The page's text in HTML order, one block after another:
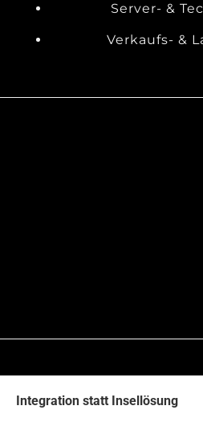
Server- &
Verkaufs- &
Integration statt Insellösung